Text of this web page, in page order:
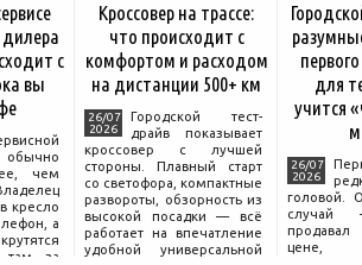
с
вы
чем
кресло
а
там, за
Кроссовер на трассе:
что происходит с
комфортом и расходом
на дистанции 500+ км
26/07
2026
Городской тест-
драйв показывает
кроссовер с лучшей
стороны. Плавный старт
со светофора, компактные
развороты, обзорность из
высокой посадки — всё
работает на впечатление
удобной универсальной
для
учится
26/07
2026
головой.
случай
цене,